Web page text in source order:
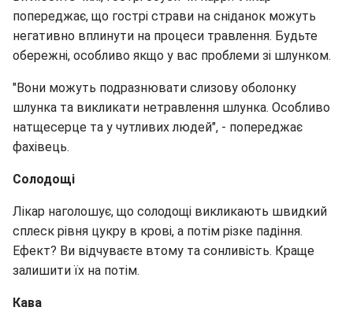
попереджає, що гострі страви на сніданок можуть
негативно вплинути на процеси травлення. Будьте
обережні, особливо якщо у вас проблеми зі шлунком.
"Вони можуть подразнювати слизову оболонку
шлунка та викликати нетравлення шлунка. Особливо
натщесерце та у чутливих людей", - попереджає
фахівець.
Солодощі
Лікар наголошує, що солодощі викликають швидкий
сплеск рівня цукру в крові, а потім різке падіння.
Ефект? Ви відчуваєте втому та сонливість. Краще
залишити їх на потім.
Кава